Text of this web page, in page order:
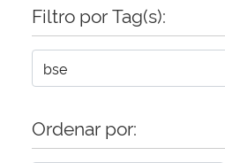
Filtro por Tag(s):
Ordenar por: